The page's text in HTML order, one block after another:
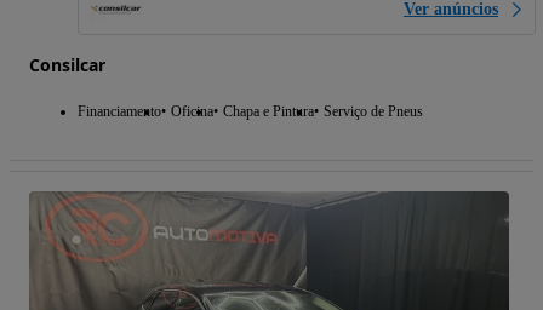
Ver anúncios
Consilcar
Financiamento Oficina Chapa e Pintura Serviço de Pneus